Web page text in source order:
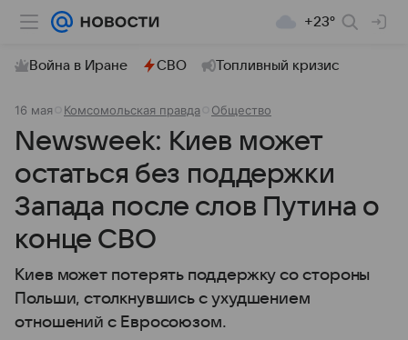
+23°
Война в Иране СВО Топливный кризис
16 мая Комсомольская правда Общество
Newsweek: Киев может
остаться без поддержки
Запада после слов Путина о
конце СВО
Киев может потерять поддержку со стороны
Польши, столкнувшись с ухудшением
отношений с Евросоюзом.